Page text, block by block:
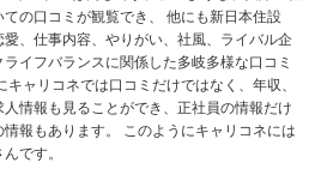
の口コミが観覧でき、 他にも新日本住設
愛、仕事内容、やりがい、社風、ライバル企
イフバランスに関係した多岐多様な口コミ
ャリコネでは口コミだけではなく、年収、
情報も見ることができ、正社員の情報だけ
報もあります。 このようにキャリコネには
です。